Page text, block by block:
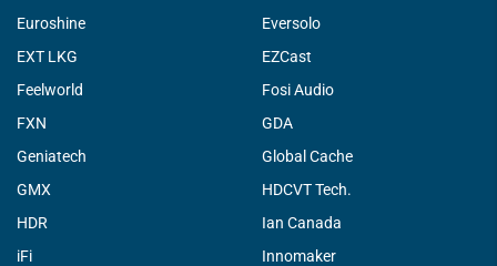
Euroshine
Eversolo
EXT LKG
EZCast
Feelworld
Fosi Audio
FXN
GDA
Geniatech
Global Cache
GMX
HDCVT Tech.
HDR
Ian Canada
iFi
Innomaker